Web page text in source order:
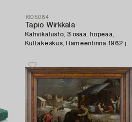
1605084
Tapio Wirkkala
Kahvikalusto, 3 osaa. hopeaa,
Kultakeskus, Hämeenlinna 1962 ja